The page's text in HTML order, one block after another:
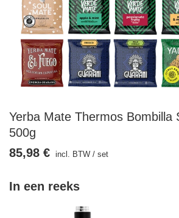
Yerba Mate Thermos Bombilla
500g
In een reeks
85,98 € incl. BTW / set